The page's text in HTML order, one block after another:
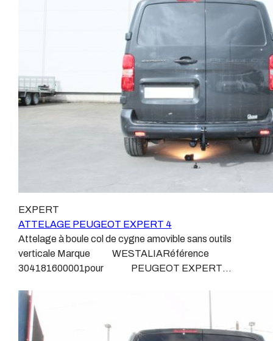
ne montons jamais de faisceau appelé : adaptable,
universel, modulable, smart…., et quand nous le
faisons, s’il n’existe pas d’autre choix, nous utilisons le
plus haut de gamme du marché, le plus fiable et le plus
stable. Il faut savoir que le montage d’un faisceau non
conforme ou adaptable vous fera perdre tout recours et
toute garantie auprès du constructeur en cas de
défaillance. Ce genre de faisceau est souvent mal
monté, alimenté par les éclairages intérieurs et fait
courir de vrai risque technique à votre véhicule. Nous
n’intervenons pas sur les véhicules ayant ce type de
montage non conforme. Voilà pourquoi il est nécessaire
normes, nous ne transigeons pas sur ces points. Les
différentes dénominations pour un attelage sont :
Attelage pour voiture, crochet d’attelage, boule pour
voiture, attache remorque, attache voiture, attelage
camion, crochet voiture, attache auto, boule pour
attelages fabriqués à la demande dans l’atelier, autour
d’un poste à souder et d’un étau. L’évolution technique
et la normalisation sont passées par là. Maintenant un
attelage doit être homologué, c’est le cas de tous les
produits que nous proposons, sans exception ! Nous ne
travaillons qu’avec les marques homologuées à même
d’assurer le suivi de leurs produits :ATTELAGES
WESTFALIAATTELAGES SIARRATTELAGES
BRINKATTELAGES THULEATTELAGES
BOISNIERATTELAGES GDWATTELAGES
ARAGON Le faisceau électrique est devenu le produit
homologation. Le faisceau est connecté à votre
véhicule, il doit être prévu à cet effet, supporter les
vibrations et les contraintes auquel il peut être soumis.
Dans certains cas le faisceau connecté modifie la
gestion des assistances à la conduite type EPS, ABS,
…. Nous n’installons (quand ils existent) que des
spécifiquement pour votre véhicule, se branchant aux
emplacements prévus et suivant les normes
constructeurs. En dehors de quelques rares cas, nous
ne montons jamais de faisceau appelé : adaptable,
EXPERT
ATTELAGE PEUGEOT EXPERT 4
Attelage à boule col de cygne amovible sans outils
verticale Marque WESTALIARéférence
304181600001pour PEUGEOT EXPERT
choc.Reprogrammation à prévoir. Poids maxi tractable
2500 kgValeur S 100 kg Anhängerkupplung PEUGEOT
EXPERT 4 Patrick Remorques se conjugue avec